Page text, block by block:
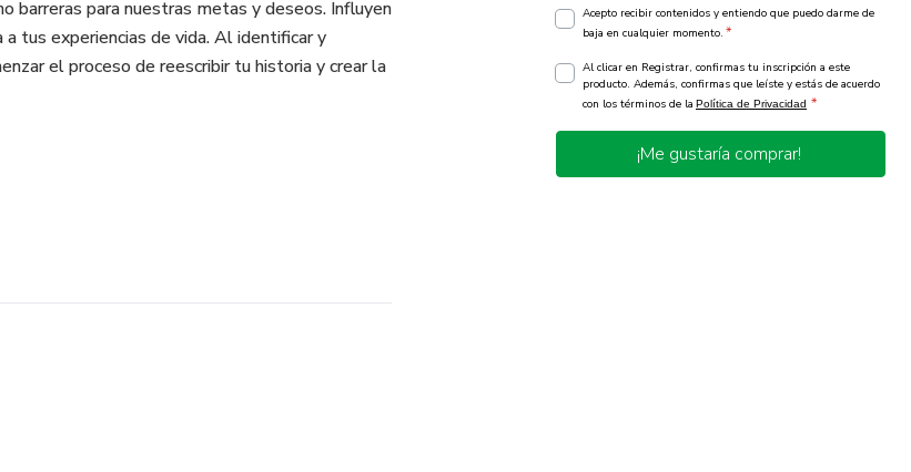
barreras para nuestras metas y deseos. Influyen
tus experiencias de vida. Al identificar y
el proceso de reescribir tu historia y crear la
Acepto recibir contenidos y entiendo que puedo darme de
baja en cualquier momento. *
Al clicar en Registrar, confirmas tu inscripción a este
producto. Además, confirmas que leíste y estás de acuerdo
con los términos de la Política de Privacidad *
¡Me gustaría comprar!